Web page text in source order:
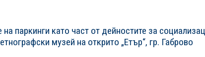
паркинги като част от дейностите за
музей на открито „Eтър“, гр. Габрово